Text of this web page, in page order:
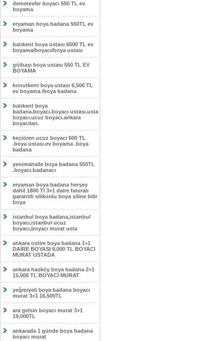
demetevler boyacı 550 TL ev
boyama
eryaman boya badana 550TL ev
boyama
batıkent boya ustası 6500 TL ev
boyama/boyacı/boya ustası
gölbaşı boya ustası 550 TL EV
BOYAMA
konutkent boya ustası 6,500 TL
ev boyama /boya badana
batıkent boya
badana.boyacı.boyacı ustası.usta
boyacı.ucuz boyacı.ankara
boyacıları.
keçiören ucuz boyacı 600 TL
.boya ustası.ev boyama .boya
badana
yenimahalle boya badana 550TL
.boyacı.badanacı
eryaman boya badana herşey
dahil 1800 Tl 3+1 daire faturalı
garantili silikonlu boya siline bilir
boya
istanbul boya badana,istanbul
boyacı,istanbul ucuz
boyacı,boyacı murat usta
ankara ostim boya badana 1+1
DAİRE BOYASI 9,000 TL BOYACI
MURAT USTADA
ankara hasköy boya badana 2+1
15,000 TL BOYACI MURAT
yeğmiyeli boya badana boyacı
murat 3+1 16,500TL
ara gelsin boyacı murat 3+1
19,000TL
ankarada 1 günde boya badana
boyacı murat